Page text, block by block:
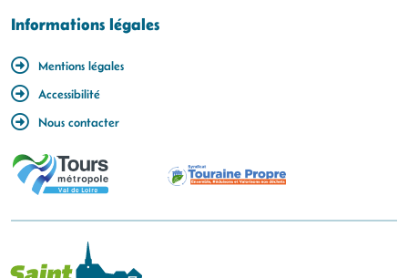
Informations légales
Mentions légales
Accessibilité
Nous contacter